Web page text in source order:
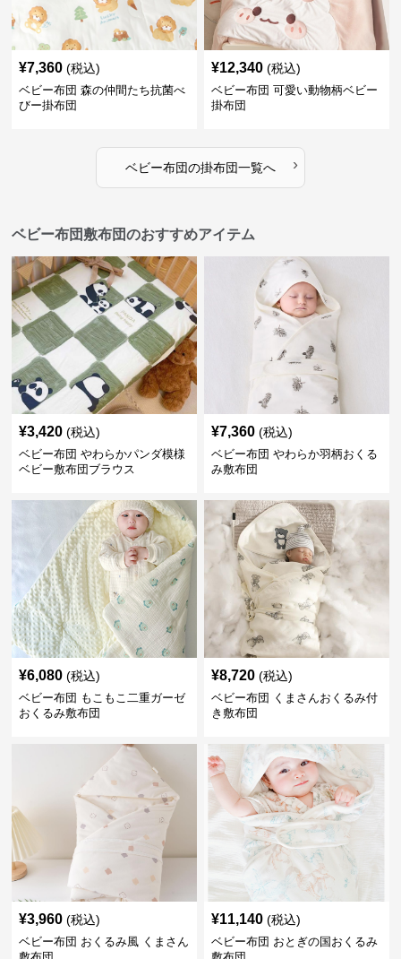
¥7,360 (税込)
ベビー布団 森の仲間たち抗菌べ
びー掛布団
¥12,340 (税込)
ベビー布団 可愛い動物柄ベビー
掛布団
ベビー布団の掛布団一覧へ ›
ベビー布団敷布団のおすすめアイテム
¥3,420 (税込)
ベビー布団 やわらかパンダ模様
ベビー敷布団ブラウス
¥7,360 (税込)
ベビー布団 やわらか羽柄おくる
み敷布団
¥6,080 (税込)
ベビー布団 もこもこ二重ガーゼ
おくるみ敷布団
¥8,720 (税込)
ベビー布団 くまさんおくるみ付
き敷布団
¥3,960 (税込)
ベビー布団 おくるみ風 くまさん
¥11,140 (税込)
ベビー布団 おとぎの国おくるみ